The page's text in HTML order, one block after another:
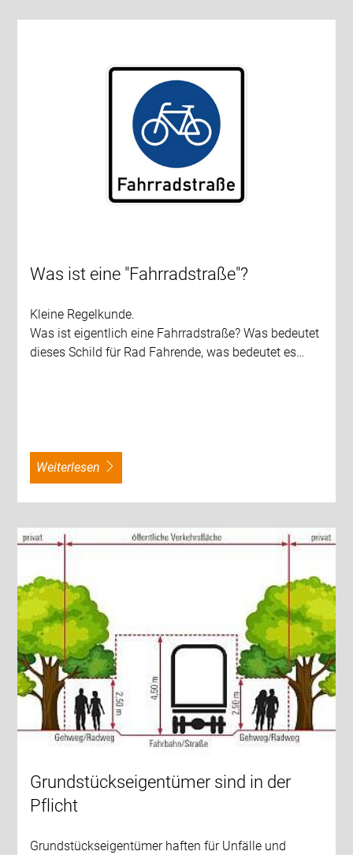
Was ist eine "Fahrradstraße"?
Kleine Regelkunde.
Was ist eigentlich eine Fahrradstraße? Was bedeutet
dieses Schild für Rad Fahrende, was bedeutet es…
weiterlesen
Grundstückseigentümer sind in der
Pflicht
Grundstückseigentümer haften für Unfälle und